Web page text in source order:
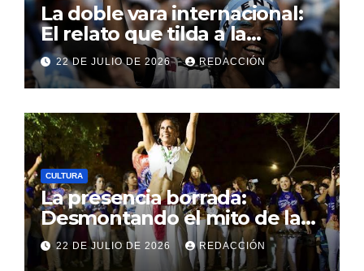
La doble vara internacional:
El relato que tilda a la
Argentina de discriminadora
frente a la realidad de sus
leyes
22 DE JULIO DE 2026 REDACCIÓN
CULTURA
La presencia borrada:
Desmontando el mito de la
ausencia afro en la historia
argentina
22 DE JULIO DE 2026 REDACCIÓN